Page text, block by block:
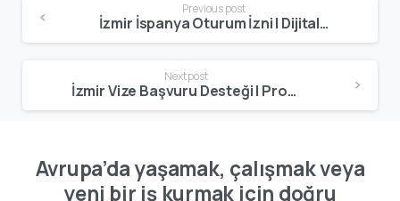
Previous post
İzmir İspanya Oturum İzni | Dijital Göçebe & Aile Birleşimi Danışmanlığı
Next post
İzmir Vize Başvuru Desteği | Profesyonel Vize Danışmanlığı
Avrupa’da yaşamak, çalışmak veya
yeni bir iş kurmak için doğru